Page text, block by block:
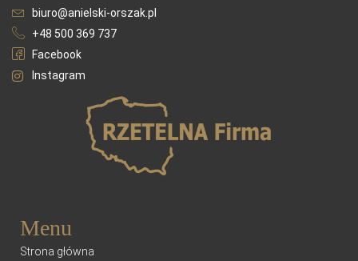
biuro@anielski-orszak.pl
+48 500 369 737
Facebook
Instagram
Menu
Strona główna